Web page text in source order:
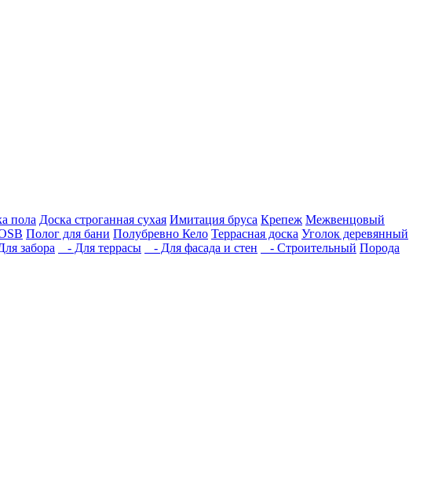
пола Доска строганная сухая Имитация бруса Крепеж Межвенцовый
Полог для бани Полубревно Кело Террасная доска Уголок деревянный
забора - Для террасы - Для фасада и стен - Строительный Порода